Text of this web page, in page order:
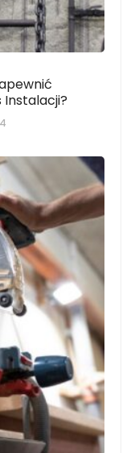
Instalacji?